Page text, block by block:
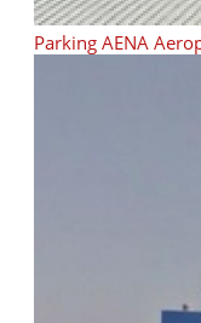
Parking AENA